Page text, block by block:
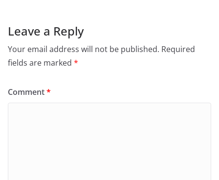
Leave a Reply
Your email address will not be published. Required
fields are marked *
Comment*